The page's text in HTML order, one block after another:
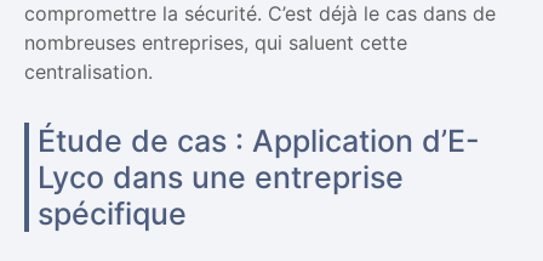
compromettre la sécurité. C’est déjà le cas dans de
nombreuses entreprises, qui saluent cette
centralisation.
Étude de cas : Application d’E-
Lyco dans une entreprise
spécifique